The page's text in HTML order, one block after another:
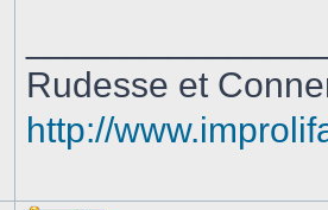
Rudesse et
http://